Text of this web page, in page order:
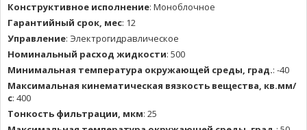
Конструктивное исполнение: Моноблочное
Гарантийный срок, мес: 12
Управление: Электрогидравлическое
Номинальный расход жидкости: 500
Минимальная температура окружающей среды, град.: -40
Максимальная кинематическая вязкость вещества, кв.мм/
с: 400
Тонкость фильтрации, мкм: 25